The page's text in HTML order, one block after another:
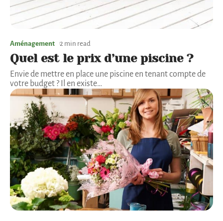
Aménagement 2 min read
Quel est le prix d’une piscine ?
Envie de mettre en place une piscine en tenant compte de
votre budget ? Il en existe…